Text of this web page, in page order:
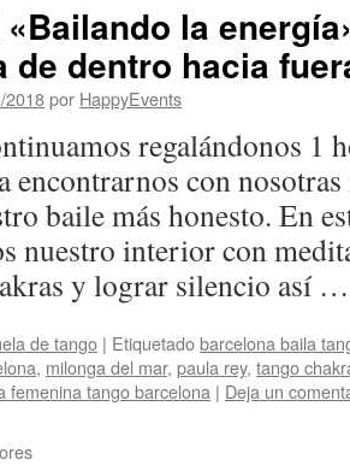
la
de dentro hacia
2018por HappyEvents
regalándonos 1
encontrarnos con
baile más honesto. En
nuestro interior con
y lograr silencio así
de tango | Etiquetadobarcelona baila
, milonga del mar, paula rey, tango
femenina tango barcelona | Deja un